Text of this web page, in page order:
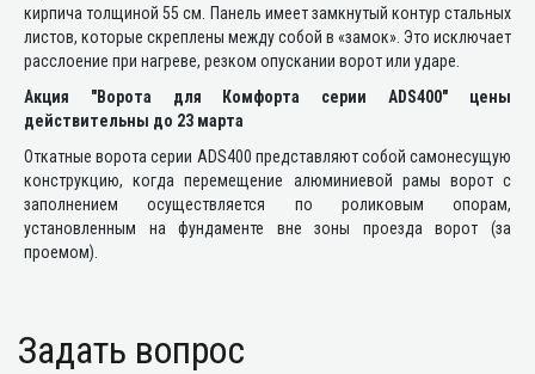
кирпича толщиной 55 см. Панель имеет замкнутый контур стальных
листов, которые скреплены между собой в «замок». Это исключает
расслоение при нагреве, резком опускании ворот или ударе.
Акция "Ворота для Комфорта серии ADS400"
цены
действительны до 23 марта
Откатные ворота серии ADS400 представляют собой самонесущую
конструкцию, когда перемещение алюминиевой рамы ворот с
заполнением осуществляется по роликовым опорам,
установленным на фундаменте вне зоны проезда ворот (за
проемом).
Задать вопрос